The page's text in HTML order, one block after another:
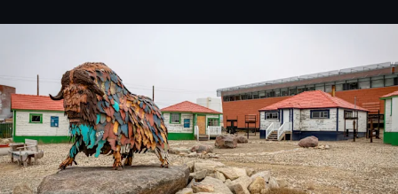
USA
Tyskland
Schweiz